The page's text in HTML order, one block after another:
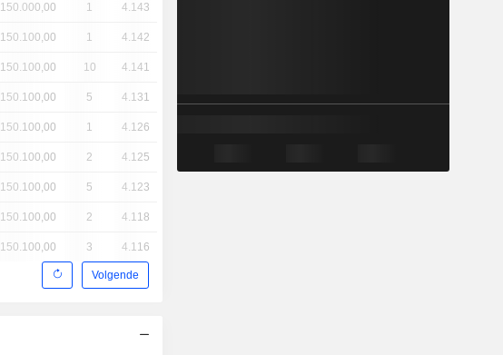
150.000,00 1 4.143
150.100,00 1 4.142
150.100,00 10 4.141
150.100,00 5 4.131
150.100,00 1 4.126
150.100,00 2 4.125
150.100,00 5 4.123
150.100,00 2 4.118
150.100,00 3 4.116
Volgende